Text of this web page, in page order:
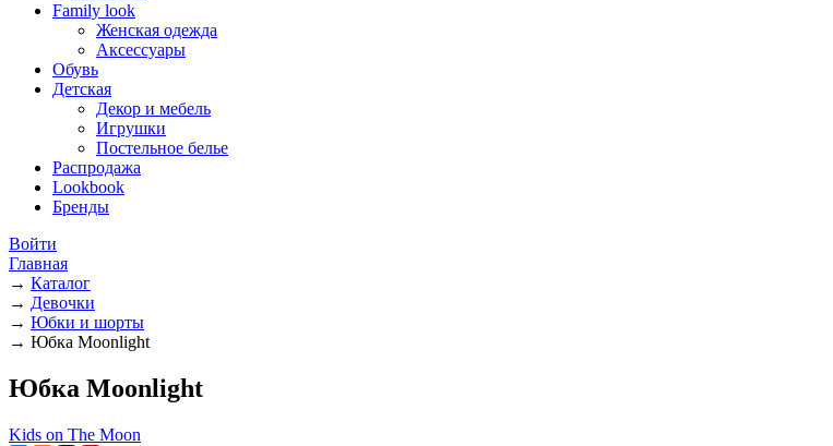
Family look
Женская одежда
Аксессуары
Обувь
Детская
Декор и мебель
Игрушки
Постельное белье
Распродажа
Lookbook
Бренды
Войти
Главная
→ Каталог
→ Девочки
→ Юбки и шорты
→ Юбка Moonlight
Юбка Moonlight
Kids on The Moon